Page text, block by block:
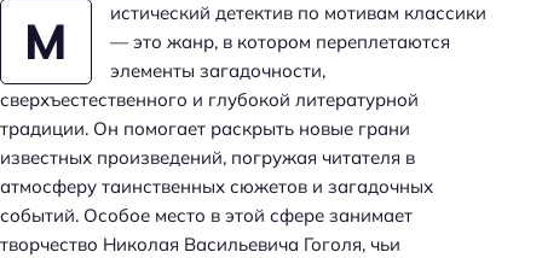
М
истический детектив по мотивам классики
— это жанр, в котором переплетаются
элементы загадочности,
сверхъестественного и глубокой литературной
традиции. Он помогает раскрыть новые грани
известных произведений, погружая читателя в
атмосферу таинственных сюжетов и загадочных
событий. Особое место в этой сфере занимает
творчество Николая Васильевича Гоголя, чьи